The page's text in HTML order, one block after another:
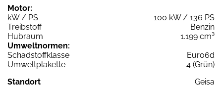
Motor:
kW / PS
100 kW / 136 PS
Treibstoff
Benzin
Hubraum
1.199 cm³
Umweltnormen:
Schadstoffklasse
Euro6d
Umweltplakette
4 (Grün)
Standort
Geisa